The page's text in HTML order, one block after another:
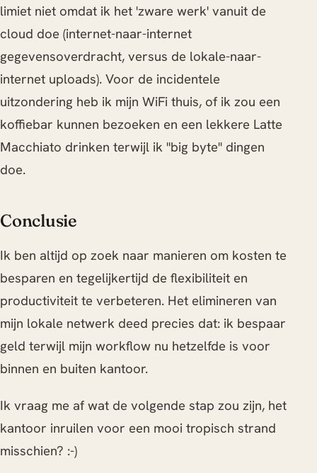
limiet niet omdat ik het 'zware werk' vanuit de
cloud doe (internet-naar-internet
gegevensoverdracht, versus de lokale-naar-
internet uploads). Voor de incidentele
uitzondering heb ik mijn WiFi thuis, of ik zou een
koffiebar kunnen bezoeken en een lekkere Latte
Macchiato drinken terwijl ik "big byte" dingen
doe.
Conclusie
Ik ben altijd op zoek naar manieren om kosten te
besparen en tegelijkertijd de flexibiliteit en
productiviteit te verbeteren. Het elimineren van
mijn lokale netwerk deed precies dat: ik bespaar
geld terwijl mijn workflow nu hetzelfde is voor
binnen en buiten kantoor.
Ik vraag me af wat de volgende stap zou zijn, het
kantoor inruilen voor een mooi tropisch strand
misschien? :-)